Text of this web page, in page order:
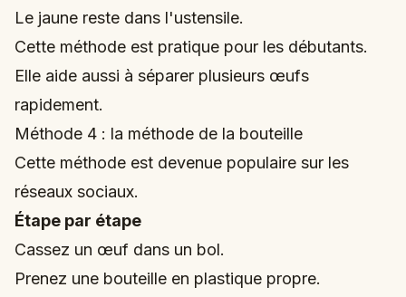
Le jaune reste dans l'ustensile.
Cette méthode est pratique pour les débutants.
Elle aide aussi à séparer plusieurs œufs
rapidement.
Méthode 4 : la méthode de la bouteille
Cette méthode est devenue populaire sur les
réseaux sociaux.
Étape par étape
Cassez un œuf dans un bol.
Prenez une bouteille en plastique propre.